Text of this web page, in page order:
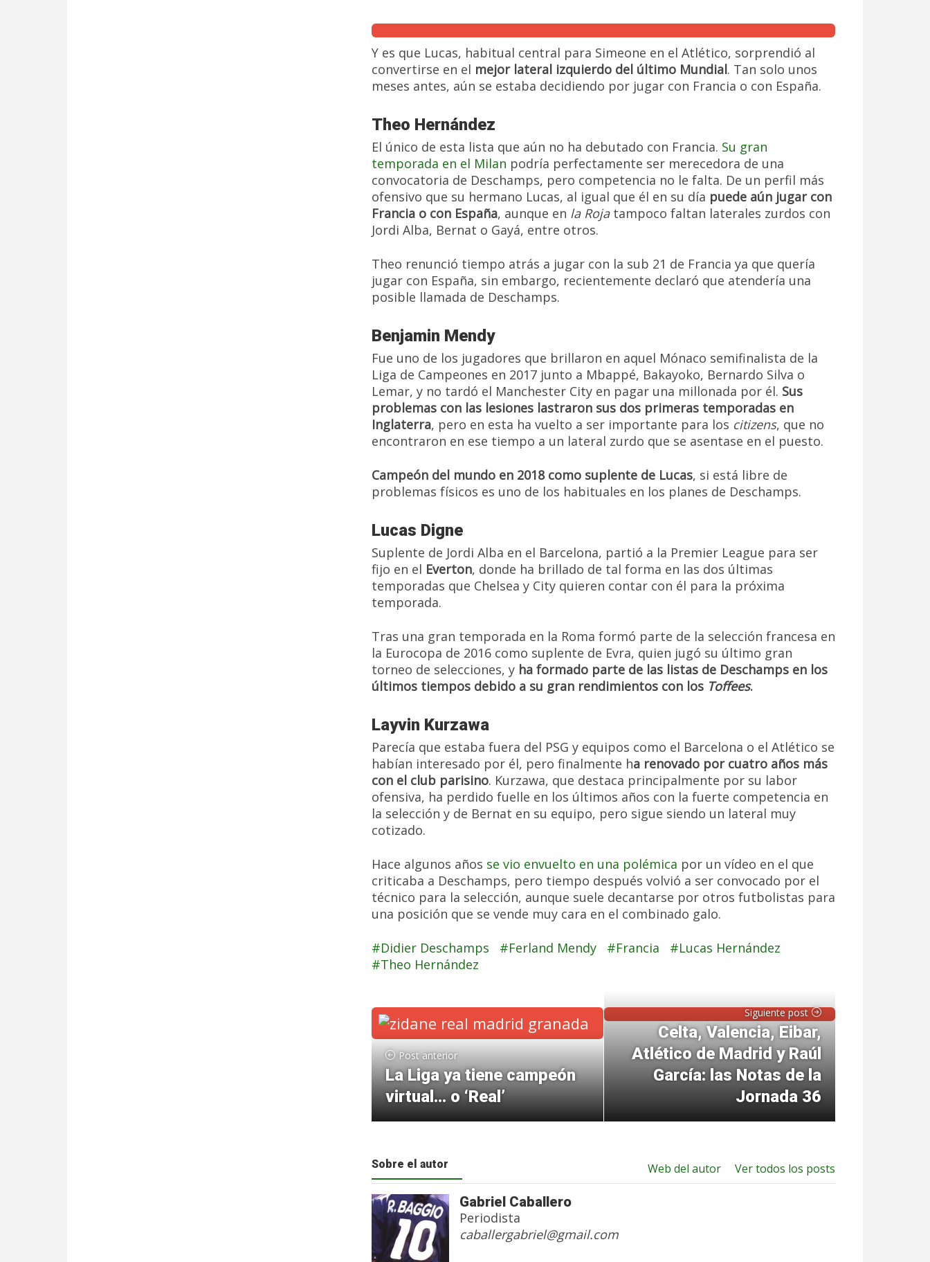
Y es que Lucas, habitual central para Simeone en el Atlético, sorprendió al
convertirse en el mejor lateral izquierdo del último Mundial. Tan solo unos
meses antes, aún se estaba decidiendo por jugar con Francia o con España.
Theo Hernández
El único de esta lista que aún no ha debutado con Francia. Su gran
temporada en el Milan podría perfectamente ser merecedora de una
convocatoria de Deschamps, pero competencia no le falta. De un perfil más
ofensivo que su hermano Lucas, al igual que él en su día puede aún jugar con
Francia o con España, aunque en la Rojatampoco faltan laterales zurdos con
Jordi Alba, Bernat o Gayá, entre otros.
Theo renunció tiempo atrás a jugar con la sub 21 de Francia ya que quería
jugar con España, sin embargo, recientemente declaró que atendería una
posible llamada de Deschamps.
Benjamin Mendy
Fue uno de los jugadores que brillaron en aquel Mónaco semifinalista de la
Liga de Campeones en 2017 junto a Mbappé, Bakayoko, Bernardo Silva o
Lemar, y no tardó el Manchester City en pagar una millonada por él. Sus
problemas con las lesiones lastraron sus dos primeras temporadas en
Inglaterra, pero en esta ha vuelto a ser importante para los citizens, que no
encontraron en ese tiempo a un lateral zurdo que se asentase en el puesto.
Campeón del mundo en 2018 como suplente de Lucas, si está libre de
problemas físicos es uno de los habituales en los planes de Deschamps.
Lucas Digne
Suplente de Jordi Alba en el Barcelona, partió a la Premier League para ser
fijo en el Everton, donde ha brillado de tal forma en las dos últimas
temporadas que Chelsea y City quieren contar con él para la próxima
temporada.
Tras una gran temporada en la Roma formó parte de la selección francesa en
la Eurocopa de 2016 como suplente de Evra, quien jugó su último gran
torneo de selecciones, y ha formado parte de las listas de Deschamps en los
últimos tiempos debido a su gran rendimientos con los Toffees.
Layvin Kurzawa
Parecía que estaba fuera del PSG y equipos como el Barcelona o el Atlético se
habían interesado por él, pero finalmente ha renovado por cuatro años más
con el club parisino. Kurzawa, que destaca principalmente por su labor
ofensiva, ha perdido fuelle en los últimos años con la fuerte competencia en
la selección y de Bernat en su equipo, pero sigue siendo un lateral muy
cotizado.
Hace algunos años se vio envuelto en una polémica por un vídeo en el que
criticaba a Deschamps, pero tiempo después volvió a ser convocado por el
técnico para la selección, aunque suele decantarse por otros futbolistas para
una posición que se vende muy cara en el combinado galo.
Didier Deschamps Ferland Mendy Francia
Lucas Hernández
Theo Hernández
Post anterior
La Liga ya tiene campeón
virtual… o ‘Real’
Siguiente post
Celta, Valencia, Eibar,
Atlético de Madrid y Raúl
García: las Notas de la
Jornada 36
Sobre el autor Ver todos los posts
Web del autor
Gabriel Caballero
Periodista
caballergabriel@gmail.com